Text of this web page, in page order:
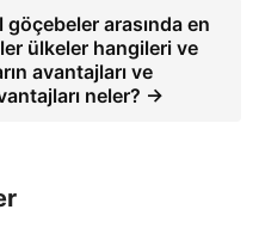
göçebeler arasında en
ülkeler hangileri ve
avantajları ve
neler? →